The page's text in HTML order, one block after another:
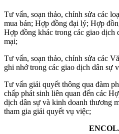
Tư vấn, soạn thảo, chỉnh sửa các
mua bán; Hợp đồng đại lý; Hợp
Hợp đồng khác trong các giao dịch
mại;
Tư vấn, soạn thảo, chỉnh sửa các
ghi nhớ trong các giao dịch dân sự
Tư vấn giải quyết thông qua đàm
chấp phát sinh liên quan đến các
dịch dân sự và kinh doanh thương
tham gia giải quyết vụ việc;